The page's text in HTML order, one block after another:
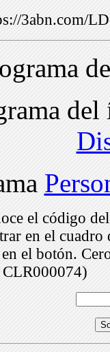
3abn.com/
el código
en el
el botón.